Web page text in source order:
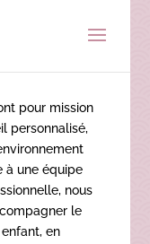
pour mission
personnalisé,
à une équipe
nous
le
en